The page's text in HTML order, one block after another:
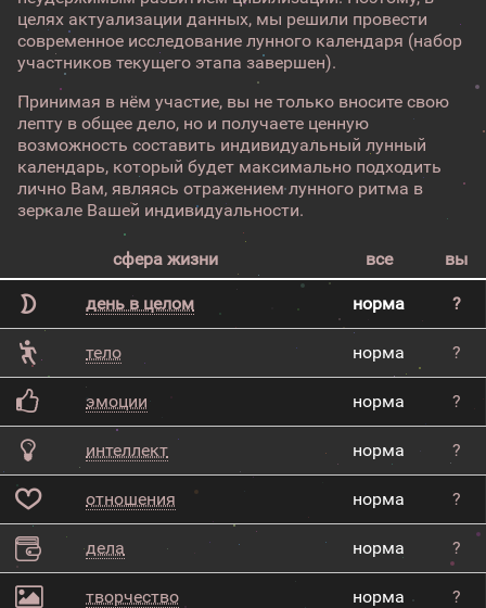
целях актуализации данных, мы решили провести
современное исследование лунного календаря (набор
участников текущего этапа завершен).
Принимая в нём участие, вы не только вносите свою
лепту в общее дело, но и получаете ценную
возможность составить индивидуальный лунный
календарь, который будет максимально подходить
лично Вам, являясь отражением лунного ритма в
зеркале Вашей индивидуальности.
сфера жизни все вы
день в целом норма ?
тело норма ?
эмоции норма ?
интеллект норма ?
отношения норма ?
дела норма ?
творчество норма ?